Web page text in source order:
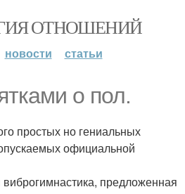
ОТНОШЕНИЙ
новости статьи
о пол.
простых но гениальных
официальной
предложенная